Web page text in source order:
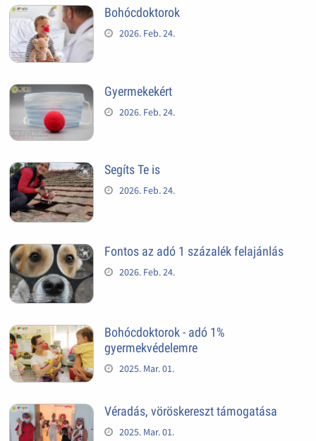
Bohócdoktorok
2026. Feb. 24.
Gyermekekért
2026. Feb. 24.
Segíts Te is
2026. Feb. 24.
Fontos az adó 1 százalék felajánlás
2026. Feb. 24.
Bohócdoktorok - adó 1%
gyermekvédelemre
2025. Mar. 01.
Véradás, vöröskereszt támogatása
2025. Mar. 01.